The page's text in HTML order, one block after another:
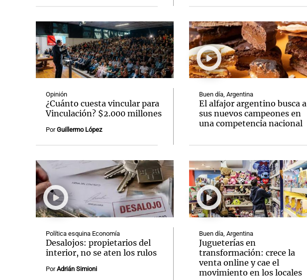
Opinión
¿Cuánto cuesta vincular para
Vinculación? $2.000 millones
PorGuillermo López
Política esquina Economía
Desalojos: propietarios del
interior, no se aten los rulos
PorAdrián Simioni
Buen día, Argentina
El alfajor argentino busca a
sus nuevos campeones en
una competencia nacional
Buen día, Argentina
Jugueterías en
transformación: crece la
venta online y cae el
movimiento en los locales
Notas